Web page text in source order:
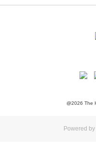
@2026 The
Powered by